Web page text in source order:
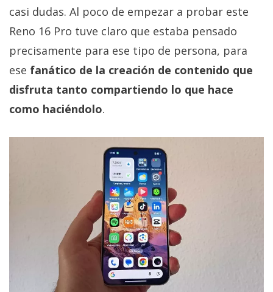
casi dudas. Al poco de empezar a probar este
Reno 16 Pro tuve claro que estaba pensado
precisamente para ese tipo de persona, para
ese fanático de la creación de contenido que
disfruta tanto compartiendo lo que hace
como haciéndolo.